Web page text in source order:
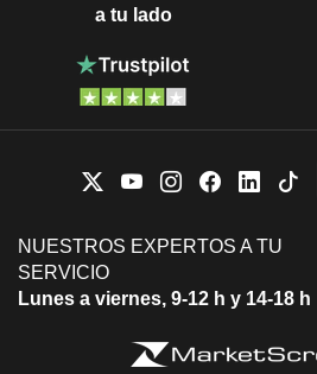
a tu lado
NUESTROS EXPERTOS A TU
SERVICIO
Lunes a viernes, 9-12 h y 14-18 h